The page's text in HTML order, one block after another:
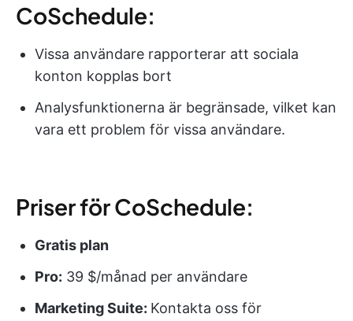
CoSchedule:
Vissa användare rapporterar att sociala
konton kopplas bort
Analysfunktionerna är begränsade, vilket kan
vara ett problem för vissa användare.
Priser för CoSchedule:
Gratis plan
Pro: 39 $/månad per användare
Marketing Suite: Kontakta oss för